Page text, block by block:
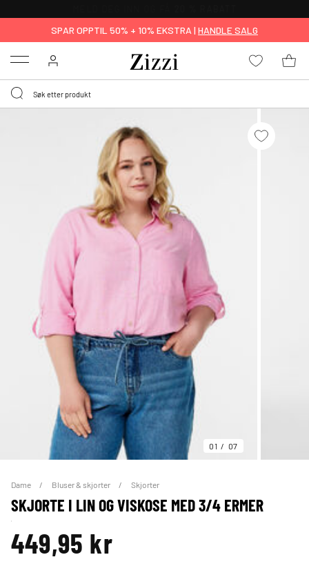
SPAR OPPTIL 50% + 10% EKSTRA | HANDLE SALG
Menu
01 07
Dame Bluser & skjorter Skjorter
SKJORTE I LIN OG VISKOSE MED 3/4 ERMER
449,95 kr